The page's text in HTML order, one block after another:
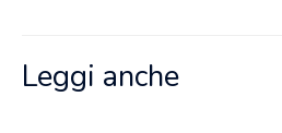
Leggi anche